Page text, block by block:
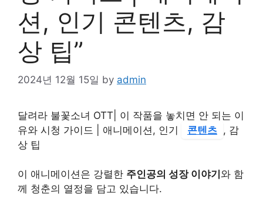
션, 인기 콘텐츠, 감
상 팁”
2024년 12월 15일 by admin
달려라 불꽃소녀 OTT| 이 작품을 놓치면 안 되는 이
유와 시청 가이드 | 애니메이션, 인기
콘텐츠 , 감
상 팁
이 애니메이션은 강렬한 주인공의 성장 이야기 와 함
께 청춘의 열정을 담고 있습니다.